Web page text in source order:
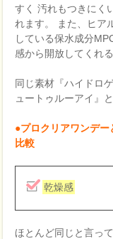
すく 汚れもつきにく
れます。 また、ヒア
している保水成分
感から開放してくれる
同じ素材『ハイドロ
ュートゥルーアイ』
●プロクリアワンデ
比較
乾燥感
ほとんど同じと言っ